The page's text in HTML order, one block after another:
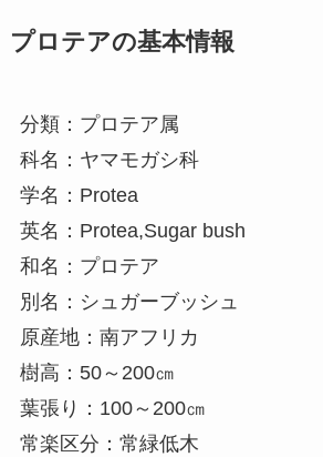
プロテアの基本情報
分類：プロテア属
科名：ヤマモガシ科
学名：Protea
英名：Protea,Sugar bush
和名：プロテア
別名：シュガーブッシュ
原産地：南アフリカ
樹高：50～200㎝
葉張り：100～200㎝
常楽区分：常緑低木